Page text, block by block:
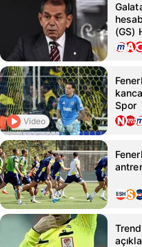
(GS)
Video
Spor